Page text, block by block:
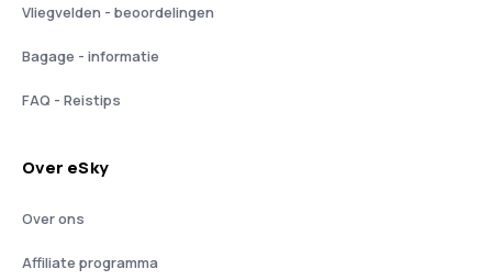
Vliegvelden - beoordelingen
Bagage - informatie
FAQ - Reistips
Over eSky
Over ons
Affiliate programma